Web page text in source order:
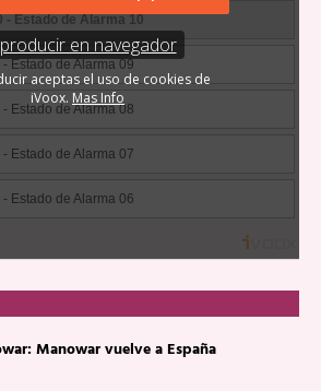
Manowar vuelve a España